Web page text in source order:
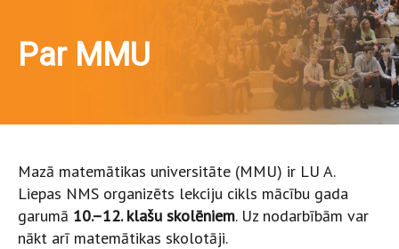
Par MMU
Mazā matemātikas universitāte (MMU) ir LU A.
Liepas NMS organizēts lekciju cikls mācību gada
garumā 10.–12. klašu skolēniem. Uz nodarbībām var
nākt arī matemātikas skolotāji.